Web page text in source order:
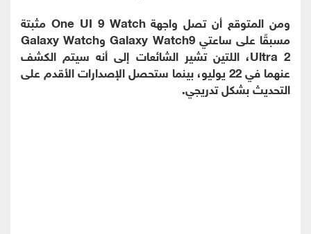
ومن المتوقع أن تصل واجهة One UI 9 Watch مثبتة
مسبقًا على ساعتي Galaxy Watch9 وGalaxy Watch
Ultra 2، اللتين تشير الشائعات إلى أنه سيتم الكشف
عنهما في 22 يوليو، بينما ستحصل الإصدارات الأقدم على
التحديث بشكل تدريجي.